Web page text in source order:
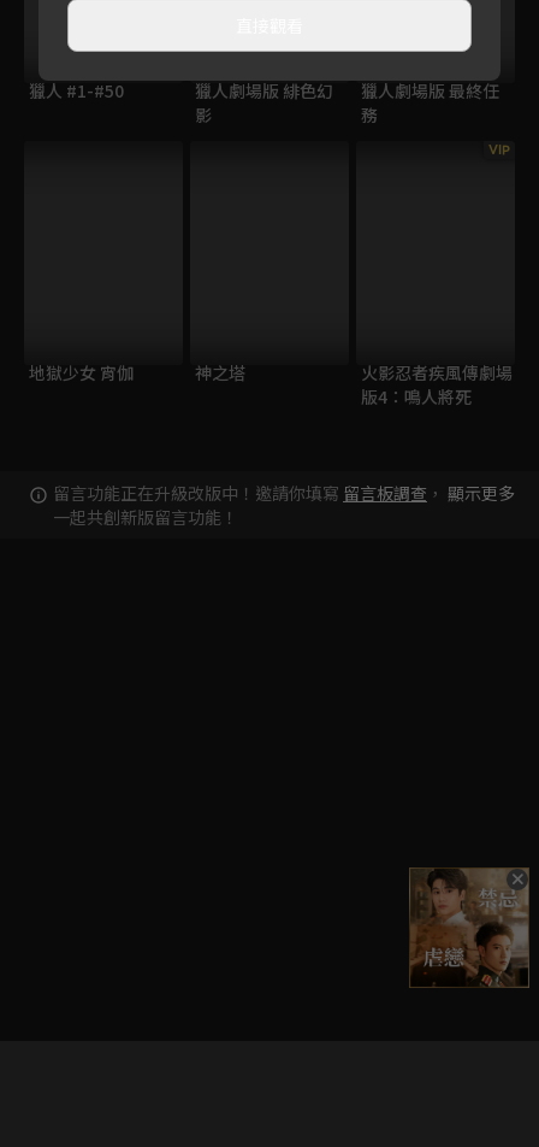
獵人 #1-#50
獵人劇場版 緋色幻
影
獵人劇場版 最終任
務
地獄少女 宵伽 神之塔
VIP
火影忍者疾風傳劇場
版4：鳴人將死
留言功能正在升級改版中！邀請你填寫 留言板調查 ，
一起共創新版留言功能！
顯示更多